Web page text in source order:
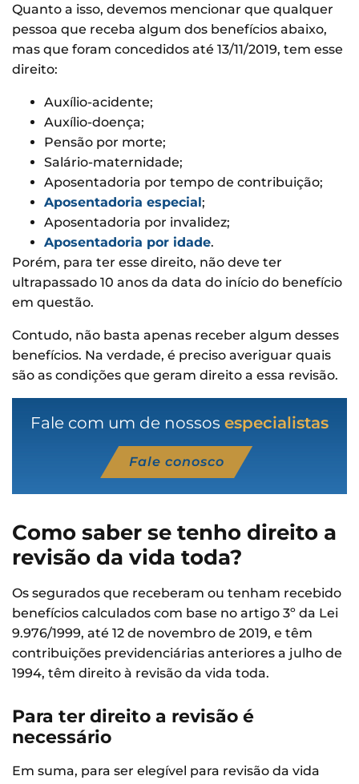
Quanto a isso, devemos mencionar que qualquer
pessoa que receba algum dos benefícios abaixo,
mas que foram concedidos até 13/11/2019, tem esse
direito:
Auxílio-acidente;
Auxílio-doença;
Pensão por morte;
Salário-maternidade;
Aposentadoria por tempo de contribuição;
Aposentadoria especial;
Aposentadoria por invalidez;
Aposentadoria por idade.
Porém, para ter esse direito, não deve ter
ultrapassado 10 anos da data do início do benefício
em questão.
Contudo, não basta apenas receber algum desses
benefícios. Na verdade, é preciso averiguar quais
são as condições que geram direito a essa revisão.
Fale com um de nossos especialistas
Fale conosco
Como saber se tenho direito a
revisão da vida toda?
Os segurados que receberam ou tenham recebido
benefícios calculados com base no artigo 3º da Lei
9.976/1999, até 12 de novembro de 2019, e têm
contribuições previdenciárias anteriores a julho de
1994, têm direito à revisão da vida toda.
Para ter direito a revisão é
necessário
Em suma, para ser elegível para revisão da vida